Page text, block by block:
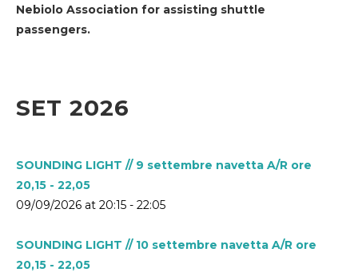
Nebiolo Association for assisting shuttle
passengers.
SET 2026
SOUNDING LIGHT // 9 settembre navetta A/R ore
20,15 - 22,05
09/09/2026 at 20:15 - 22:05
SOUNDING LIGHT // 10 settembre navetta A/R ore
20,15 - 22,05